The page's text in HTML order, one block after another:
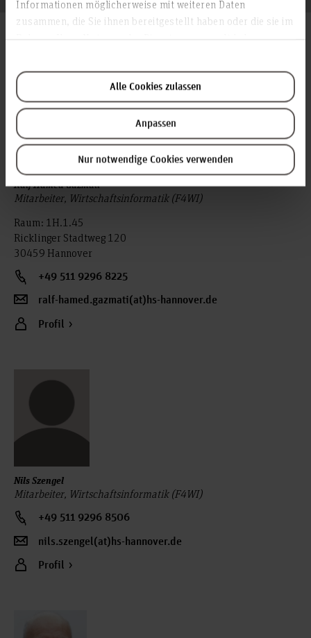
Informationen möglicherweise mit weiteren Daten
zusammen, die Sie ihnen bereitgestellt haben oder die sie im
Alle Cookies zulassen
Anpassen
Nur notwendige Cookies verwenden
Ralf Hamed Gazmati
Mitarbeiter, Wirtschaftsinformatik (F4WI)
Raum: 1H.1.45
Ricklinger Stadtweg 120
30459 Hannover
+49 511 9296 8225
ralf-hamed.gazmati(at)hs-hannover.de
Profil
Nils Szengel
Mitarbeiter, Wirtschaftsinformatik (F4WI)
+49 511 9296 8506
nils.szengel(at)hs-hannover.de
Profil